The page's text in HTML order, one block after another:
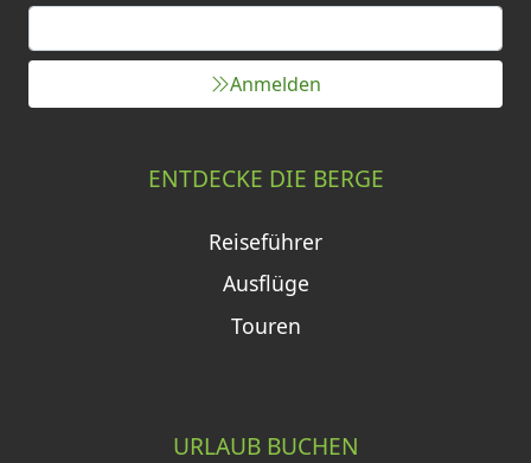
Anmelden
ENTDECKE DIE BERGE
Reiseführer
Ausflüge
Touren
URLAUB BUCHEN